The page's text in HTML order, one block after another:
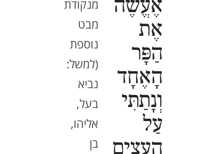
אֶעֱשֶׂה
אֶת
הַפָּר
הָאֶחָד
וְנָתַתִּי
עַל
הָעֵצִים
מנקודת
מבט
נוספת
(למשל:
נביא
בעל,
אליהו,
בן